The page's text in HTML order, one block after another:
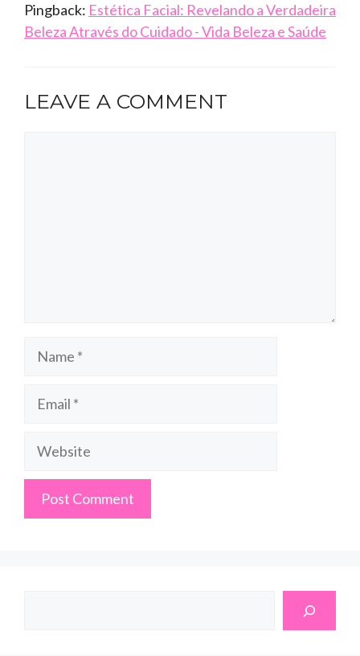
Pingback: Estética Facial: Revelando a Verdadeira
Beleza Através do Cuidado - Vida Beleza e Saúde
LEAVE A COMMENT
Name
Email
Website